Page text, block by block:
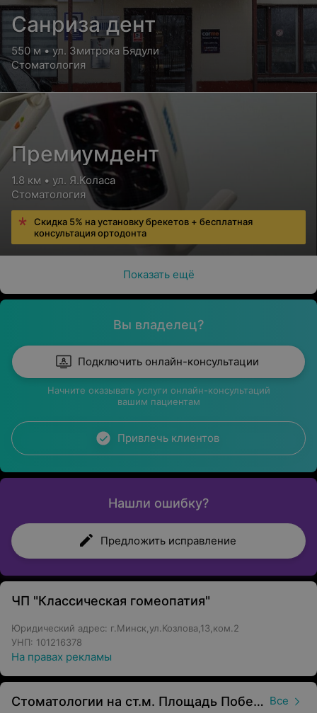
Санриза дент
550 м • ул. Змитрока Бядули
Стоматология
Премиумдент
1.8 км • ул. Я.Коласа
Стоматология
Скидка 5% на установку брекетов + бесплатная
консультация ортодонта
Показать ещё
Вы владелец?
Подключить онлайн-консультации
Начните оказывать услуги онлайн-консультаций
вашим пациентам
Привлечь клиентов
Нашли ошибку?
Предложить исправление
ЧП "Классическая гомеопатия"
Юридический адрес: г.Минск,ул.Козлова,13,ком.2
УНП: 101216378
На правах рекламы
Стоматологии на ст.м. Площадь Победы Все